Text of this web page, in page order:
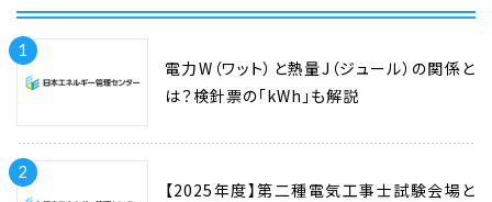
1
電力W（ワット）と熱量J（ジュール）の関係と
は？検針票の「kWh」も解説
2
【2025年度】第二種電気工事士試験会場と